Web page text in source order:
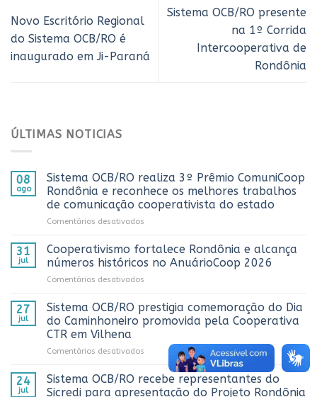
Novo Escritório Regional
do Sistema OCB/RO é
inaugurado em Ji-Paraná
Sistema OCB/RO presente
na 1º Corrida
Intercooperativa de
Rondônia
ÚLTIMAS NOTICIAS
08
ago
Sistema OCB/RO realiza 3º Prêmio ComuniCoop
Rondônia e reconhece os melhores trabalhos
de comunicação cooperativista do estado
Comentários desativados
OCB/RO
3º
Rondônia
e
reconhece
melhores
trabalhos
de
comunicação
31
jul
Cooperativismo fortalece Rondônia e alcança
números históricos no AnuárioCoop 2026
Comentários desativados
fortalece
Rondônia
e
números
históricos
no
AnuárioCoop
27
jul
Sistema OCB/RO prestigia comemoração do Dia
do Caminhoneiro promovida pela Cooperativa
CTR em Vilhena
Comentários desativados
OCB/RO
prestigia
24
jul
Sistema OCB/RO recebe representantes do
Sicredi para apresentação do Projeto Rondônia